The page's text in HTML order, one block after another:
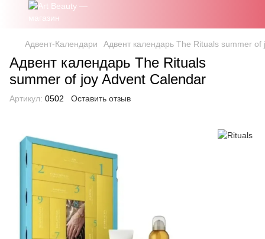
Адвент-Календари Адвент календарь The Rituals summer of
Адвент календарь The Rituals
summer of joy Advent Calendar
Артикул: 0502 Оставить отзыв